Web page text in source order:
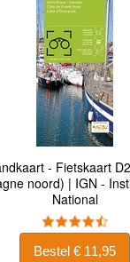
- Fietskaart
noord) | IGN -
National
Bestel € 11,95